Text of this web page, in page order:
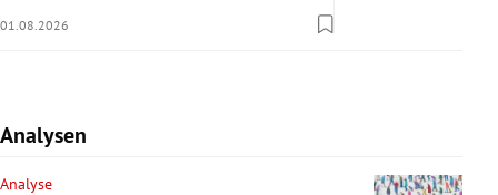
01.08.2026
Analysen
Analyse